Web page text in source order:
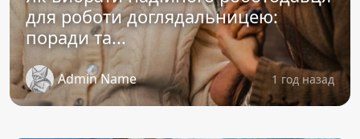
для роботи доглядальницею:
поради та...
Admin Name 1 год назад